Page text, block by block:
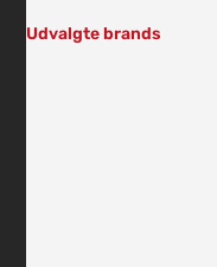
Udvalgte brands